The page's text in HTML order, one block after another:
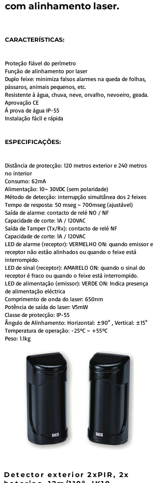
com alinhamento laser.
CARACTERÍSTICAS:
Proteção fiável do perímetro
Função de alinhamento por laser
Duplo feixe: minimiza falsos alarmes na queda de folhas,
pássaros, animais pequenos, etc.
Resistente à água, chuva, neve, orvalho, nevoeiro, geada.
Aprovação CE
Á prova de água IP-55
Instalação fácil e rápida
ESPECIFICAÇÕES:
Distância de protecção: 120 metros exterior e 240 metros
no interior
Consumo: 62mA
Alimentação: 10~ 30VDC (sem polaridade)
Método de detecção: interrupção simultânea dos 2 feixes
Tempo de resposta: 50 mseg ~ 700mseg (ajustável)
Saída de alarme: contacto de relé NO / NF
Capacidade de corte: 1A / 120VAC
Saída de Tamper (Tx/Rx): contacto de relé NF
Capacidade de corte: 1A / 120VAC
LED de alarme (receptor): VERMELHO ON: quando emissor e
receptor não estão alinhados ou quando o feixe está
interrompido.
LED de sinal (receptor): AMARELO ON: quando o sinal do
receptor é fraco ou quando o feixe está interrompido.
LED de alimentação (emissor): VERDE ON: Indica presença
de alimentação eléctrica
Comprimento de onda do laser: 650nm
Potência de saída do laser: V5mW
Classe de protecção: IP-55
Ângulo de Alinhamento: Horizontal: ±90° , Vertical: ±15°
Temperatura de operação: -25ºC ~ +55ºC
Peso: 1.1kg
Detector exterior 2xPIR, 2x